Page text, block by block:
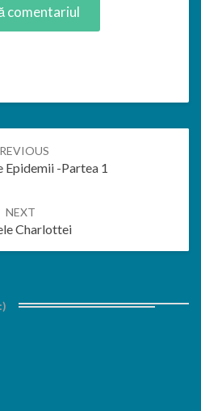
Epidemii -partea 1
NEXT
Charlottei